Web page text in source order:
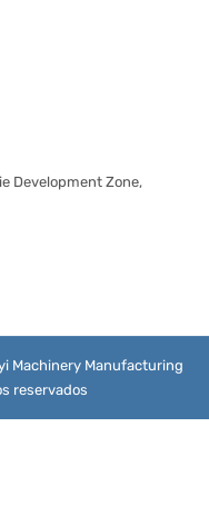
Development Zone,
Machinery Manufacturing
reservados